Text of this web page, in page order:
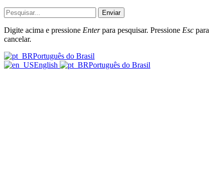
Enviar
Digite acima e pressione Enterpara pesquisar. Pressione Esc para
cancelar.
Português do Brasil
English
Português do Brasil